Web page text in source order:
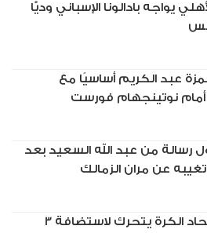
يواجه بادالونا الإسباني وديًّا
عبد الكريم أساسيًا مع
أمام نوتينجهام فورست
رسالة من عبد الله السعيد بعد
تغيبه عن مران الزمالك
اتحاد الكرة يتحرك لاستضافة 3